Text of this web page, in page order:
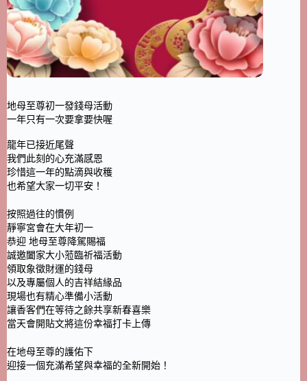
地母至尊初一發錢母活動
一年只有一次要拿要快喔
龍年已接近尾聲
我們此刻的心充滿感恩
珍惜這一年的點滴與收穫
也希望大家一切平安！
按照過往的慣例
靜寧宮會在大年初一
恭迎 地母至尊降駕賜福
誠邀闔家大小蒞臨祈福活動
領取象徵財運的錢母
以及專屬個人的吉祥結緣品
現場也有精心準備小活動
讓香客們在等待之餘共享新春喜樂
當天會開貼文將這份幸福打卡上傳
在地母至尊的護佑下
迎接一個充滿希望與幸福的全新開始！